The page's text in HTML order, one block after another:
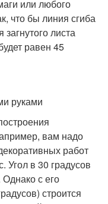
или любого
что бы линия сгиба
листа
равен 45
руками
вам надо
работ
Угол в 30 градусов
с его
строится